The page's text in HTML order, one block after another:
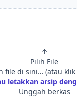
↑
Pilih File
file di sini… (atau
letakkan arsip
Unggah berkas